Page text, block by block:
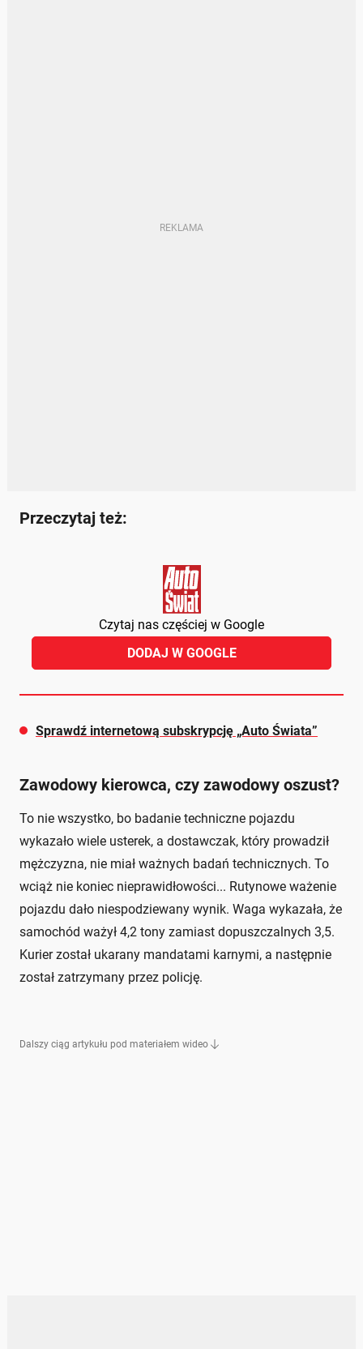
Przeczytaj też:
Czytaj nas częściej w Google
DODAJ W GOOGLE
Sprawdź internetową subskrypcję „Auto Świata”
Zawodowy kierowca, czy zawodowy oszust?
To nie wszystko, bo badanie techniczne pojazdu
wykazało wiele usterek, a dostawczak, który prowadził
mężczyzna, nie miał ważnych badań technicznych. To
wciąż nie koniec nieprawidłowości... Rutynowe ważenie
pojazdu dało niespodziewany wynik. Waga wykazała, że
samochód ważył 4,2 tony zamiast dopuszczalnych 3,5.
Kurier został ukarany mandatami karnymi, a następnie
został zatrzymany przez policję.
Dalszy ciąg artykułu pod materiałem wideo